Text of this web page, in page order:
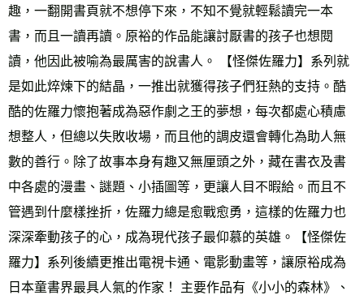
趣，一翻開書頁就不想停下來，不知不覺就輕鬆讀完一本
書，而且一讀再讀。原裕的作品能讓討厭書的孩子也想閱
讀，他因此被喻為最厲害的說書人。 【怪傑佐羅力】系列就
是如此焠煉下的結晶，一推出就獲得孩子們狂熱的支持。酷
酷的佐羅力懷抱著成為惡作劇之王的夢想，每次都處心積慮
想整人，但總以失敗收場，而且他的調皮還會轉化為助人無
數的善行。除了故事本身有趣又無厘頭之外，藏在書衣及書
中各處的漫畫、謎題、小插圖等，更讓人目不暇給。而且不
管遇到什麼樣挫折，佐羅力總是愈戰愈勇，這樣的佐羅力也
深深牽動孩子的心，成為現代孩子最仰慕的英雄。【怪傑佐
羅力】系列後續更推出電視卡通、電影動畫等，讓原裕成為
日本童書界最具人氣的作家！ 主要作品有《小小的森林》、